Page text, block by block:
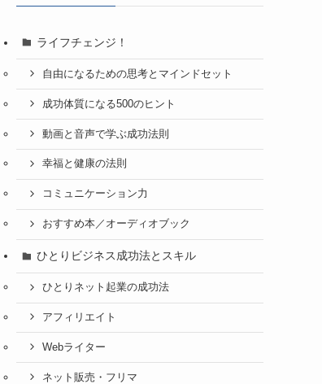
ライフチェンジ！
自由になるための思考とマインドセット
成功体質になる500のヒント
動画と音声で学ぶ成功法則
幸福と健康の法則
コミュニケーション力
おすすめ本／オーディオブック
ひとりビジネス成功法とスキル
ひとりネット起業の成功法
アフィリエイト
Webライター
ネット販売・フリマ